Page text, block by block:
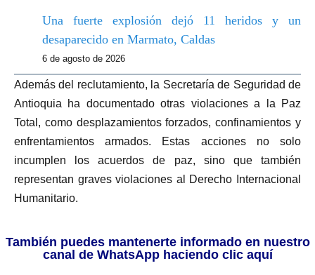
Una fuerte explosión dejó 11 heridos y un
desaparecido en Marmato, Caldas
6 de agosto de 2026
Además del reclutamiento, la Secretaría de Seguridad de
Antioquia ha documentado otras violaciones a la Paz
Total, como desplazamientos forzados, confinamientos y
enfrentamientos armados. Estas acciones no solo
incumplen los acuerdos de paz, sino que también
representan graves violaciones al Derecho Internacional
Humanitario.
También puedes mantenerte informado en nuestro
canal de WhatsApp haciendo clic aquí